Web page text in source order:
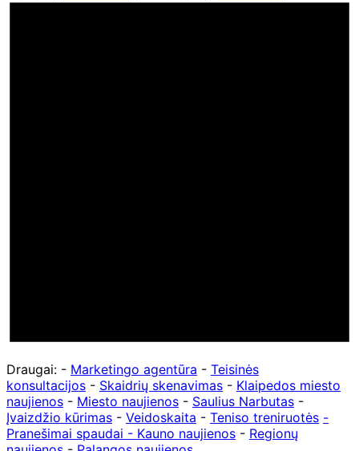
Draugai: - Marketingo agentūra - Teisinės
konsultacijos - Skaidrių skenavimas - Klaipedos miesto
naujienos - Miesto naujienos - Saulius Narbutas -
Įvaizdžio kūrimas - Veidoskaita - Teniso treniruotės -
Pranešimai spaudai - Kauno naujienos - Regionų